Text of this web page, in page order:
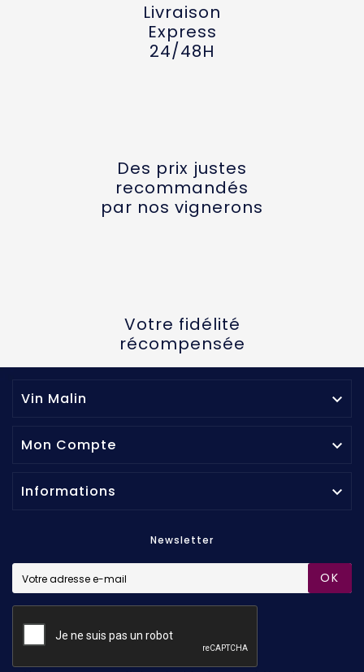
Livraison
Express
24/48H
Des prix justes
recommandés
par nos vignerons
Votre fidélité
récompensée
Vin Malin 
Mon Compte 
Informations 
Newsletter
OK